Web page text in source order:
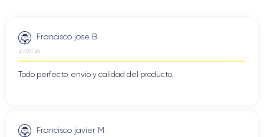
Francisco jose B.
21/07/26
Todo perfecto, envío y calidad del producto.
Francisco javier M.